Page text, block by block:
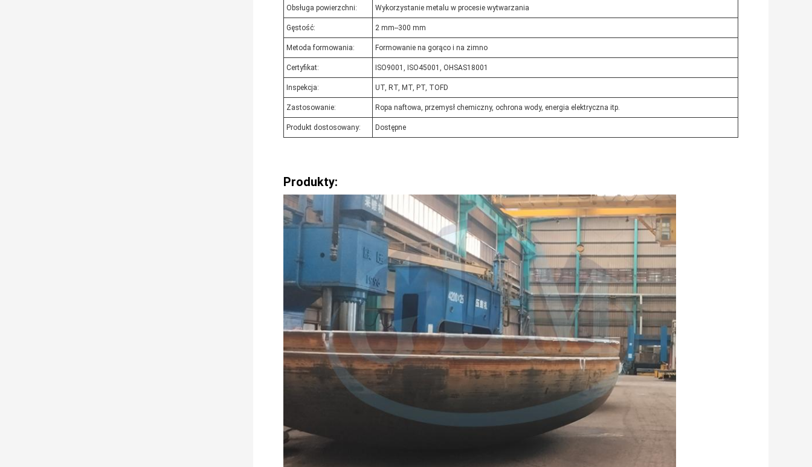
Obsługa powierzchni: Wykorzystanie metalu w procesie wytwarzania
Gęstość: 2 mm--300 mm
Metoda formowania: Formowanie na gorąco i na zimno
Certyfikat: ISO9001, ISO45001, OHSAS18001
Inspekcja: UT, RT, MT, PT, TOFD
Zastosowanie: Ropa naftowa, przemysł chemiczny, ochrona wody, energia elektryczna itp.
Produkt dostosowany: Dostępne
Produkty: